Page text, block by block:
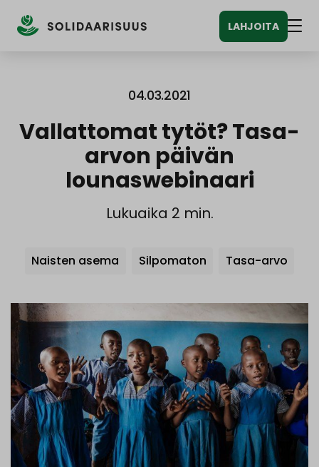
sisältöön
LAHJOITA
04.03.2021
Vallattomat tytöt? Tasa-
arvon päivän
lounaswebinaari
Lukuaika 2 min.
Avainsanat
Naisten asema Silpomaton Tasa-arvo